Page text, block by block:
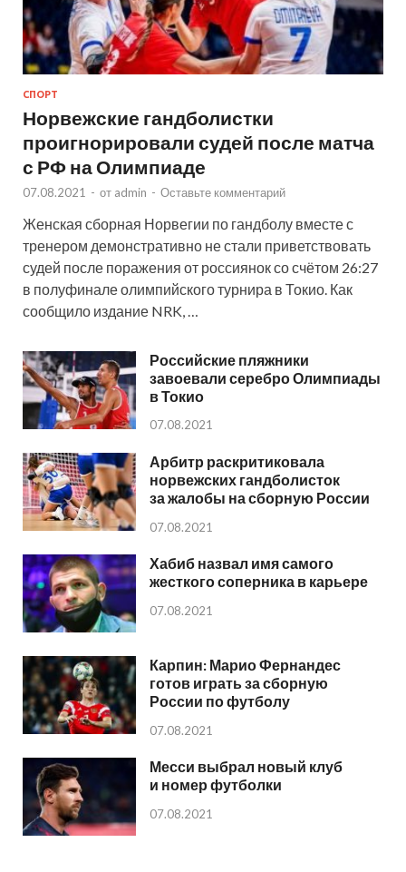
СПОРТ
Норвежские гандболистки
проигнорировали судей после матча
с РФ на Олимпиаде
07.08.2021 - от admin - Оставьте комментарий
Женская сборная Норвегии по гандболу вместе с
тренером демонстративно не стали приветствовать
судей после поражения от россиянок со счётом 26:27
в полуфинале олимпийского турнира в Токио. Как
сообщило издание NRK, …
Российские пляжники
завоевали серебро Олимпиады
в Токио
07.08.2021
Арбитр раскритиковала
норвежских гандболисток
за жалобы на сборную России
07.08.2021
Хабиб назвал имя самого
жесткого соперника в карьере
07.08.2021
Карпин: Марио Фернандес
готов играть за сборную
России по футболу
07.08.2021
Месси выбрал новый клуб
и номер футболки
07.08.2021